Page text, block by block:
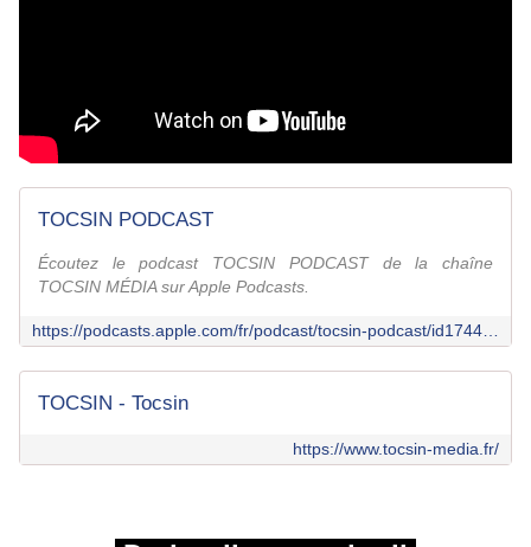
TOCSIN PODCAST
Écoutez le podcast TOCSIN PODCAST de la chaîne
TOCSIN MÉDIA sur Apple Podcasts.
TOCSIN - Tocsin
https://www.tocsin-media.fr/